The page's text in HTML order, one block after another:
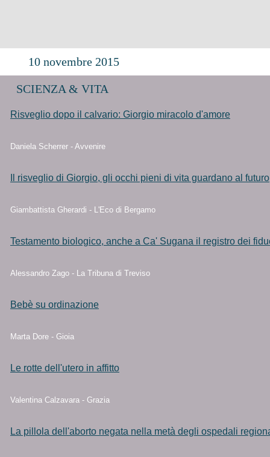
10 novembre 2015
SCIENZA & VITA
Risveglio dopo il calvario: Giorgio miracolo d'amore
Daniela Scherrer - Avvenire
Il risveglio di Giorgio, gli occhi pieni di vita guardano al futuro
Giambattista Gherardi - L'Eco di Bergamo
Testamento biologico, anche a Ca' Sugana il registro dei
Alessandro Zago - La Tribuna di Treviso
Bebè su ordinazione
Marta Dore - Gioia
Le rotte dell'utero in affitto
Valentina Calzavara - Grazia
La pillola dell'aborto negata nella metà degli ospedali